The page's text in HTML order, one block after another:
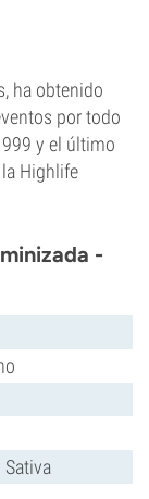
ha obtenido
por todo
y el último
Highlife
-
Sativa